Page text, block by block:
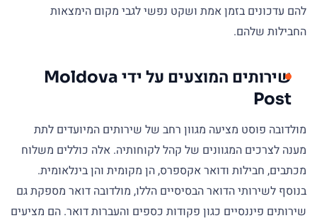
להם עדכונים בזמן אמת ושקט נפשי לגבי מקום הימצאות
החבילות שלהם.
שירותים המוצעים על ידי Moldova
Post
מולדובה פוסט מציעה מגוון רחב של שירותים המיועדים לתת
מענה לצרכים המגוונים של קהל לקוחותיה. אלה כוללים משלוח
מכתבים, חבילות ודואר אקספרס, הן מקומית והן בינלאומית.
בנוסף לשירותי הדואר הבסיסיים הללו, מולדובה דואר מספקת גם
שירותים פיננסיים כגון פקודות כספים והעברות דואר. הם מציעים